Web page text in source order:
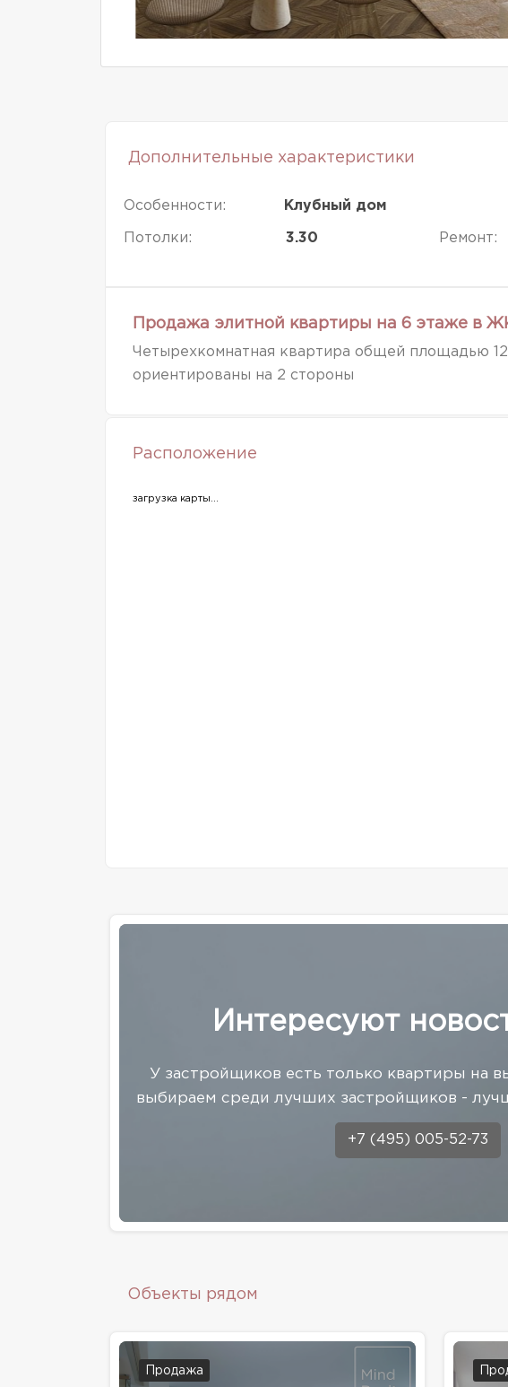
Дополнительные характеристики
Особенности: Клубный дом
Потолки: 3.30 Ремонт:
Продажа элитной квартиры на 6 этаже в
Четырехкомнатная квартира общей площадью
ориентированы на 2 стороны
Расположение
загрузка карты...
Интересуют
У застройщиков есть только квартиры на
выбираем среди лучших застройщиков -
+7 (495) 005-52-73
Объекты рядом
Продажа